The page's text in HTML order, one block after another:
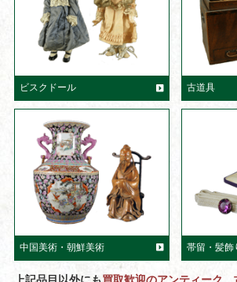
ビスクドール 古道具
中国美術・朝鮮美術 帯留・髪飾